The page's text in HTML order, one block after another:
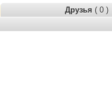
Друзья ( 0 )